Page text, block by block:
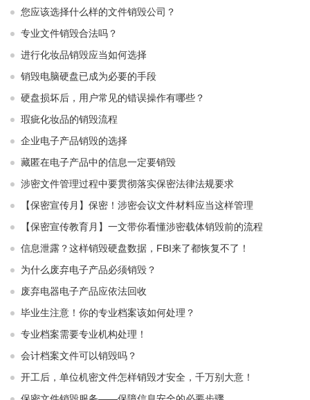
您应该选择什么样的文件销毁公司？
专业文件销毁合法吗？
进行化妆品销毁应当如何选择
销毁电脑硬盘已成为必要的手段
硬盘损坏后，用户常见的错误操作有哪些？
瑕疵化妆品的销毁流程
企业电子产品销毁的选择
藏匿在电子产品中的信息一定要销毁
涉密文件管理过程中要贯彻落实保密法律法规要求
【保密宣传月】保密！涉密会议文件材料应当这样管理
【保密宣传教育月】一文带你看懂涉密载体销毁前的流程
信息泄露？这样销毁硬盘数据，FBI来了都恢复不了！
为什么废弃电子产品必须销毁？
废弃电器电子产品应依法回收
毕业生注意！你的专业档案该如何处理？
专业档案需要专业机构处理！
会计档案文件可以销毁吗？
开工后，单位机密文件怎样销毁才安全，千万别大意！